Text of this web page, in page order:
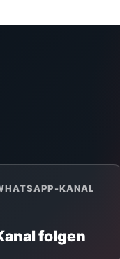
KANAL
folgen